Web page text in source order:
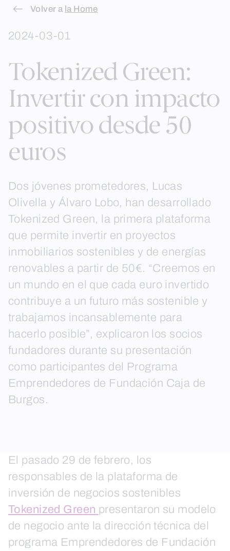
Skip
content
Volver a la Home
2024-03-01
Tokenized Green:
Invertir con impacto
positivo desde 50
euros
Dos jóvenes prometedores, Lucas
Olivella y Álvaro Lobo, han desarrollado
Tokenized Green, la primera plataforma
que permite invertir en proyectos
inmobiliarios sostenibles y de energías
renovables a partir de 50€. “Creemos en
un mundo en el que cada euro invertido
contribuye a un futuro más sostenible y
trabajamos incansablemente para
hacerlo posible”, explicaron los socios
fundadores durante su presentación
como participantes del Programa
Emprendedores de Fundación Caja de
Burgos.
El pasado 29 de febrero, los
responsables de la plataforma de
inversión de negocios sostenibles
Tokenized Green presentaron su modelo
de negocio ante la dirección técnica del
programa Emprendedores de Fundación